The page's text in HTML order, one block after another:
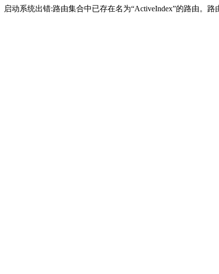
启动系统出错:路由集合中已存在名为“ActiveIndex”的路由。路